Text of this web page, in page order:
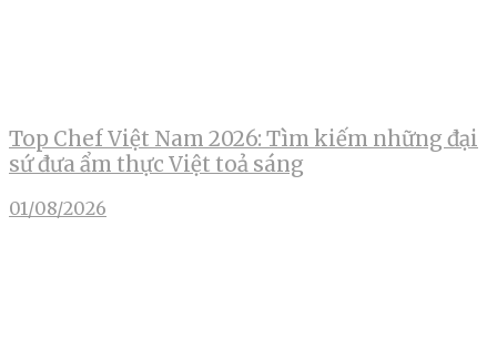
Top Chef Việt Nam 2026: Tìm kiếm những đại
sứ đưa ẩm thực Việt toả sáng
01/08/2026